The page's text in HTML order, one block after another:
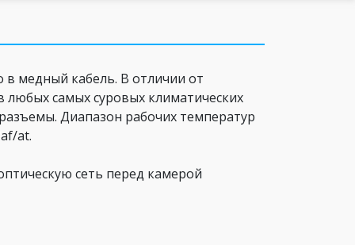
в медный кабель. В отличии от
любых самых суровых климатических
Диапазон рабочих температур
at.
сеть перед камерой